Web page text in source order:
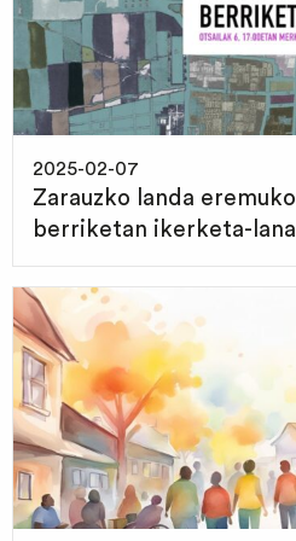
2025-02-07
Zarauzko landa
berriketan ikerketa-lana